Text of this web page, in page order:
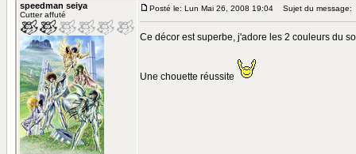
speedman seiya
Cutter affuté
Posté le: Lun Mai 26, 2008 19:04 Sujet du message:
Ce décor est superbe, j'adore les 2 couleurs du
Une chouette réussite